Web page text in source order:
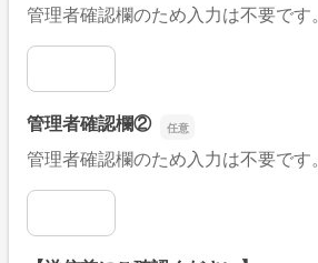
管理者確認欄のため入力は不要です。
管理者確認欄①
管理者確認欄②
管理者確認欄のため入力は不要です。
管理者確認欄②